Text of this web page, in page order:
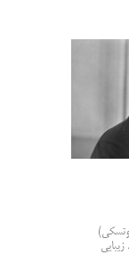
تروتسکی)